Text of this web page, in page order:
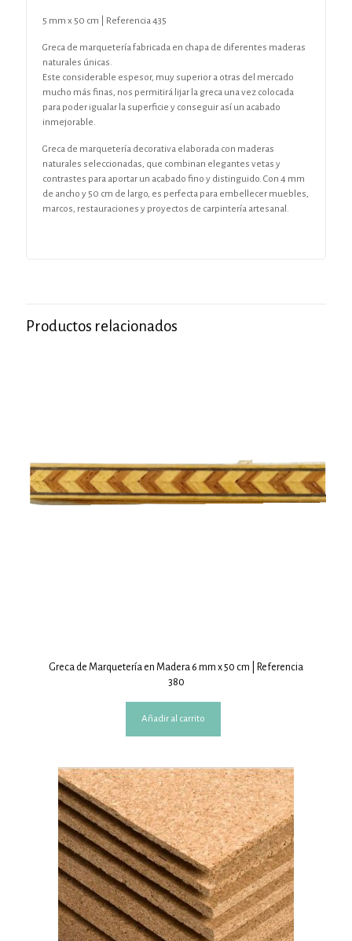
5 mm x 50 cm | Referencia 435
Greca de marquetería fabricada en chapa de diferentes maderas
naturales únicas.
Este considerable espesor, muy superior a otras del mercado
mucho más finas, nos permitirá lijar la greca una vez colocada
para poder igualar la superficie y conseguir así un acabado
inmejorable.
Greca de marquetería decorativa elaborada con maderas
naturales seleccionadas, que combinan elegantes vetas y
contrastes para aportar un acabado fino y distinguido. Con 4 mm
de ancho y 50 cm de largo, es perfecta para embellecer muebles,
marcos, restauraciones y proyectos de carpintería artesanal.
Productos relacionados
Greca de Marquetería en Madera 6 mm x 50 cm | Referencia
380
Añadir al carrito